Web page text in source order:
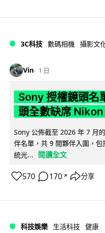
3C科技 數碼相機 攝影文
Vin 1 日
Sony 授權鏡頭名
頭全數缺席
Sony 公佈截至 2026 年 7 月
伴名單，共 9 間夥伴入圍，
統光...
閱讀全文
570 170 ↗ 分享
科技娛樂 生活科技 健康